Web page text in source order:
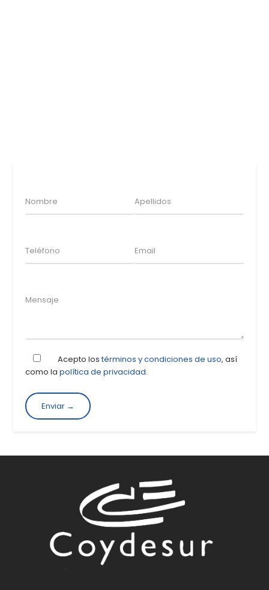
Acepto lostérminos y condiciones de uso, así
como lapolítica de privacidad.